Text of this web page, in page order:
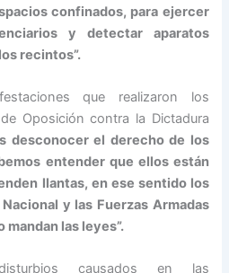
confinados, para ejercer
y detectar aparatos
recintos”.
que realizaron los
Oposición contra la Dictadura
desconocer el derecho de los
entender que ellos están
llantas, en ese sentido los
y las Fuerzas Armadas
mandan las leyes”.
causados en las